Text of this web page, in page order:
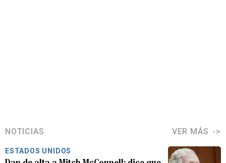
NOTICIAS VER MÁS
ESTADOS UNIDOS